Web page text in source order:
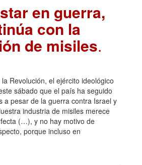
en guerra,
con la
de misiles.
Revolución, el ejército ideológico
sábado que el país ha seguido
a pesar de la guerra contra Israel y
industria de misiles merece
(…), y no hay motivo de
porque incluso en